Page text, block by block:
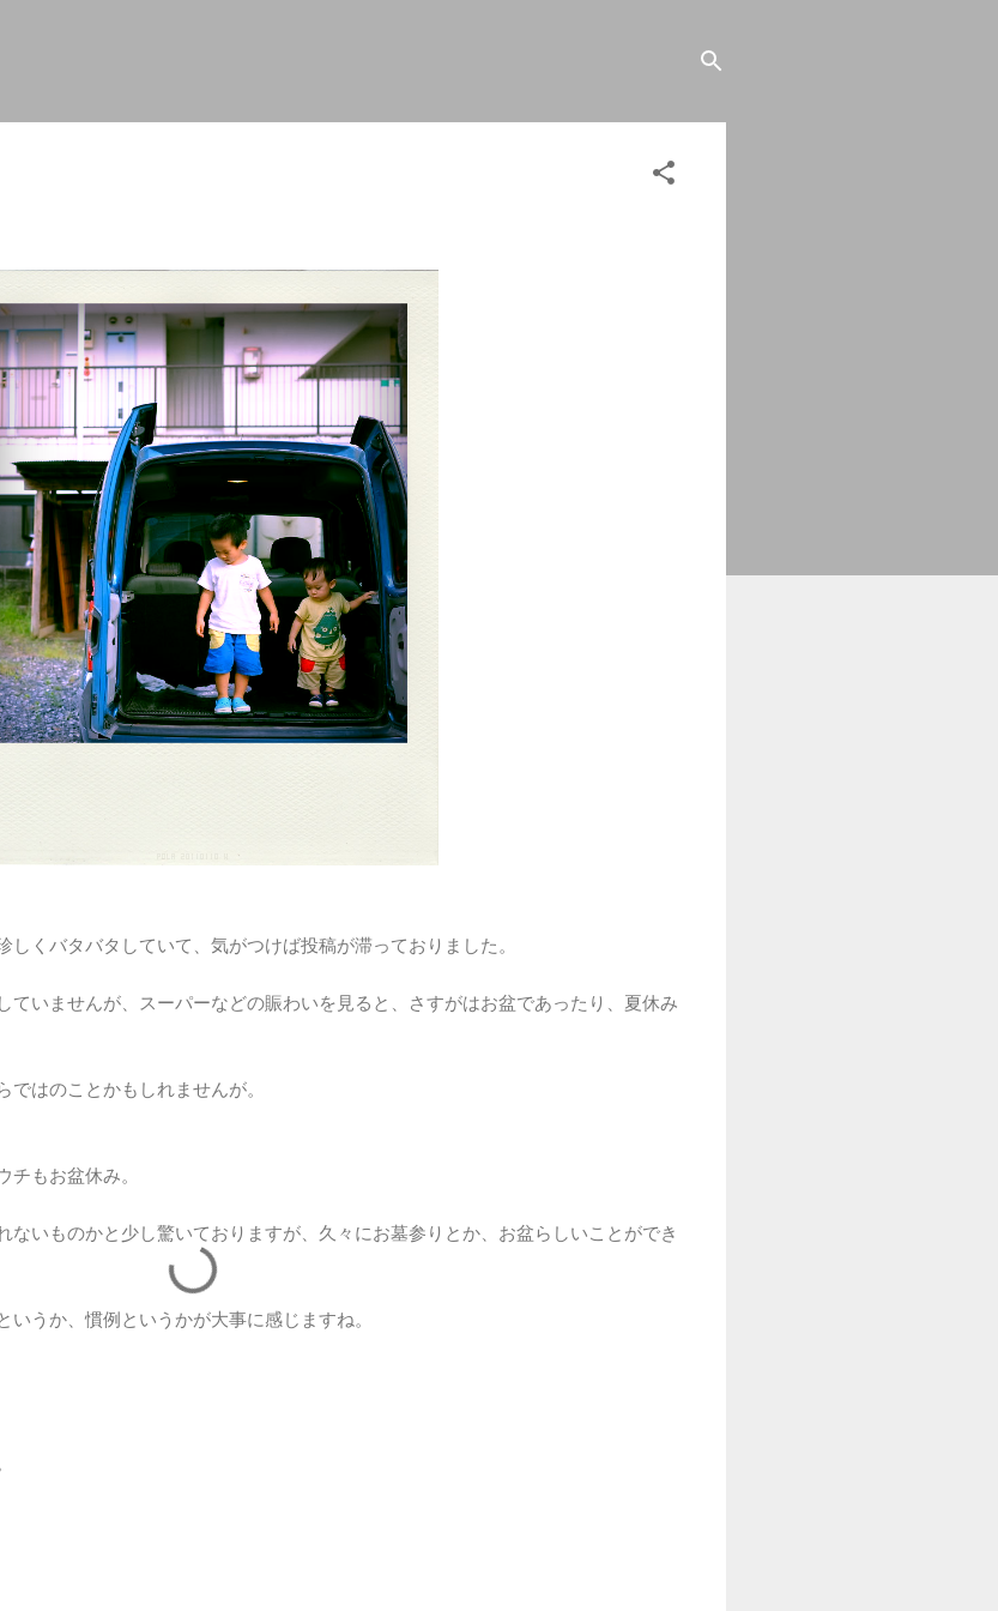
くバタバタしていて、気がつけば投稿が滞っておりました。
ていませんが、スーパーなどの賑わいを見ると、さすがはお盆であったり、夏休み
はのことかもしれませんが。
もお盆休み。
ないものかと少し驚いておりますが、久々にお墓参りとか、お盆らしいことができ
うか、慣例というかが大事に感じますね。